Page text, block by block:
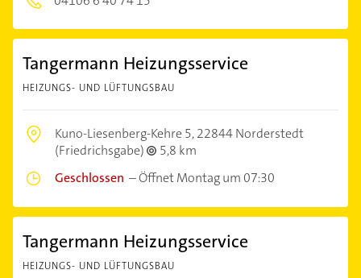
Tangermann Heizungsservice
HEIZUNGS- UND LÜFTUNGSBAU
Kuno-Liesenberg-Kehre 5,22844 Norderstedt
(Friedrichsgabe)
5,8 km
Geschlossen –Öffnet Montag um 07:30
Tangermann Heizungsservice
HEIZUNGS- UND LÜFTUNGSBAU